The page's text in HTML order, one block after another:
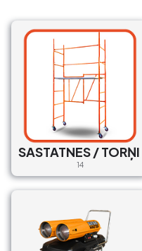
SASTATNES / TORŅI
14